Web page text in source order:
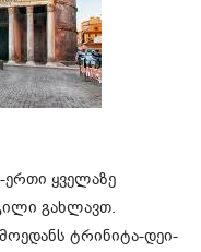
ერთი ყველაზე
გახლავთ.
მოედანს ტრინიტა-დეი-